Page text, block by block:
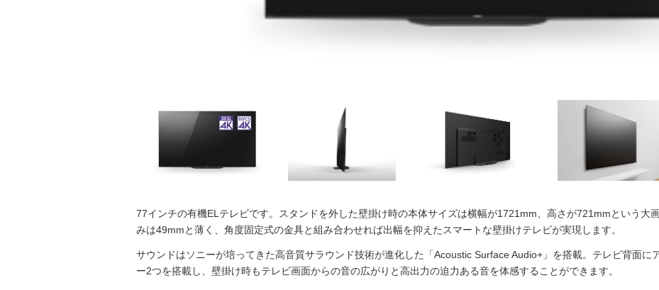
77インチの有機ELテレビです。スタンドを外した壁掛け時の本体サイズは横幅が1721mm、高さが721mmという大
みは49mmと薄く、角度固定式の金具と組み合わせれば出幅を抑えたスマートな壁掛けテレビが実現します。
サウンドはソニーが培ってきた高音質サラウンド技術が進化した「Acoustic Surface Audio+」を搭載。テレビ背面に
ー2つを搭載し、壁掛け時もテレビ画面からの音の広がりと高出力の迫力ある音を体感することができます。